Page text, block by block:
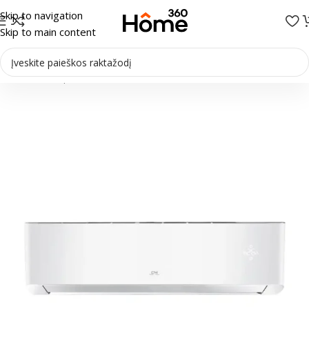
Skip to navigation
Skip to main content
Pradžia/Multi-Split sistemos/Vidiniai blokai